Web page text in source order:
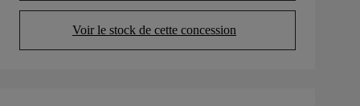
Voir le stock de cette concession
(Opens in new tab)